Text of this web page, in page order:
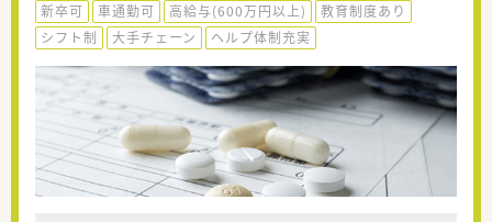
新卒可 車通勤可 高給与(600万円以上)
教育制度あり
シフト制
大手チェーン ヘルプ体制充実